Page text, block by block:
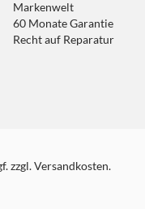
Markenwelt
60 Monate Garantie
Recht auf Reparatur
zzgl. Versandkosten.